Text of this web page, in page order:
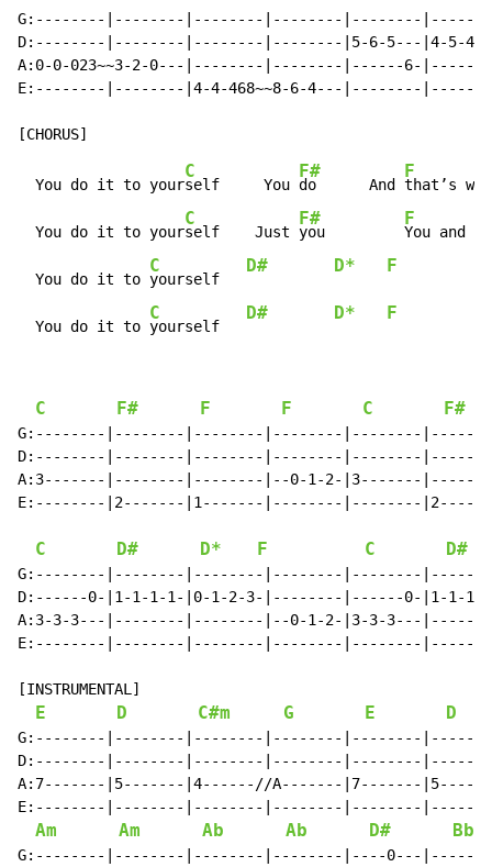
G:--------|--------|--------|--------|--------
D:--------|--------|--------|--------|5-6-5---|4-5-
A:0-0-023~~3-2-0---|--------|--------|------6-
E:--------|--------|4-4-468~~8-6-4---|--------
  You do it to your
C
self     You
F#
do      And
F
that’s
  You do it to your
C
self    Just
F#
you
F
You and
  You do it to
C
yourself
D# D* F
  You do it to
C
yourself
D# D* F
C F# F F C F#
G:--------|--------|--------|--------|--------
D:--------|--------|--------|--------|--------
A:3-------|--------|--------|--0-1-2-|3-------
E:--------|2-------|1-------|--------|--------
C D# D* F C D#
G:--------|--------|--------|--------|--------
D:------0-|1-1-1-1-|0-1-2-3-|--------|------0-|1-1-
A:3-3-3---|--------|--------|--0-1-2-|3-3-3---
E:--------|--------|--------|--------|--------
[INSTRUMENTAL]
E D C#m G E D
G:--------|--------|--------|--------|--------
D:--------|--------|--------|--------|--------
A:7-------|5-------|4------//A-------|7-------
E:--------|--------|--------|--------|--------
Am Am Ab Ab D# Bb
G:--------|--------|--------|--------|----0---